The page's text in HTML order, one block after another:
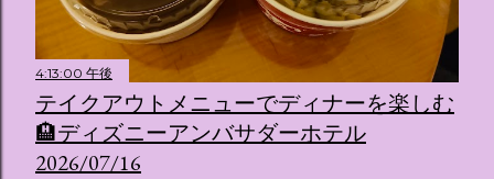
4:13:00 午後
テイクアウトメニューでディナーを楽しむ
🏨ディズニーアンバサダーホテル
2026/07/16